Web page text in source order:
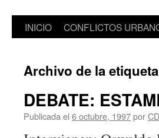
Saltar
contenido
INICIO CONFLICTOS
Archivo de la
DEBATE:
Publicada el 6 octubre, 1997por